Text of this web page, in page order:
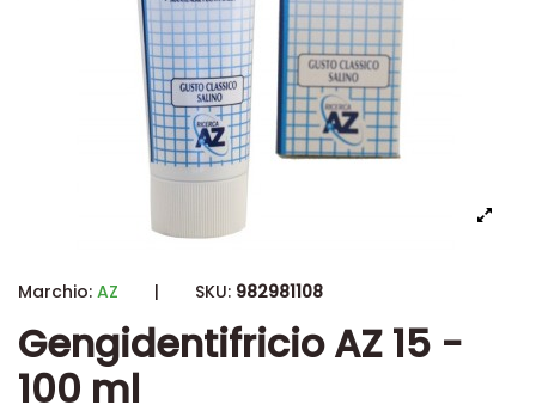
Marchio: AZ | SKU: 982981108
Gengidentifricio AZ 15 -
100 ml